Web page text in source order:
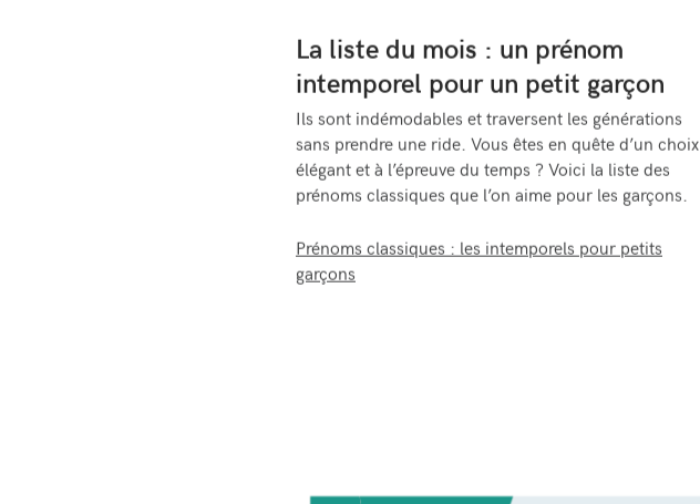
La liste du mois : un prénom
intemporel pour un petit garçon
Ils sont indémodables et traversent les générations
sans prendre une ride. Vous êtes en quête d’un choix
élégant et à l’épreuve du temps ? Voici la liste des
prénoms classiques que l’on aime pour les garçons.
Prénoms classiques : les intemporels pour petits
garçons